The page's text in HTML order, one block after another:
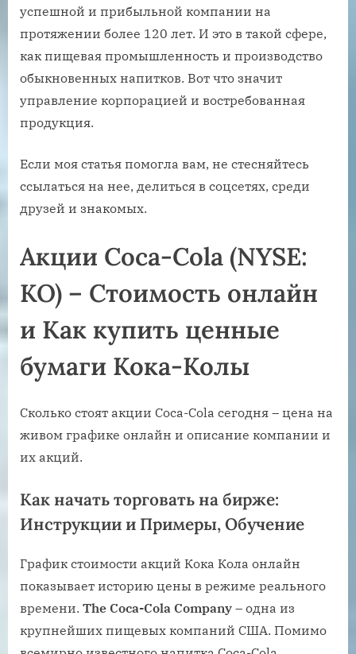
успешной и прибыльной компании на
протяжении более 120 лет. И это в такой сфере,
как пищевая промышленность и производство
обыкновенных напитков. Вот что значит
управление корпорацией и востребованная
продукция.
Если моя статья помогла вам, не стесняйтесь
ссылаться на нее, делиться в соцсетях, среди
друзей и знакомых.
Акции Coca-Cola (NYSE:
KO) – Стоимость онлайн
и Как купить ценные
бумаги Кока-Колы
Сколько стоят акции Coca-Cola сегодня – цена на
живом графике онлайн и описание компании и
их акций.
Как начать торговать на бирже:
Инструкции и Примеры, Обучение
График стоимости акций Кока Кола онлайн
показывает историю цены в режиме реального
времени. The Coca-Cola Company – одна из
крупнейших пищевых компаний США. Помимо